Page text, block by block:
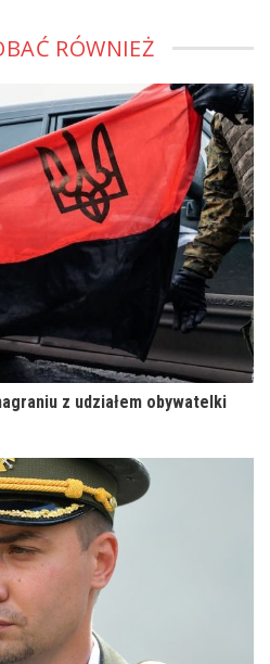
RÓWNIEŻ
z udziałem obywatelki